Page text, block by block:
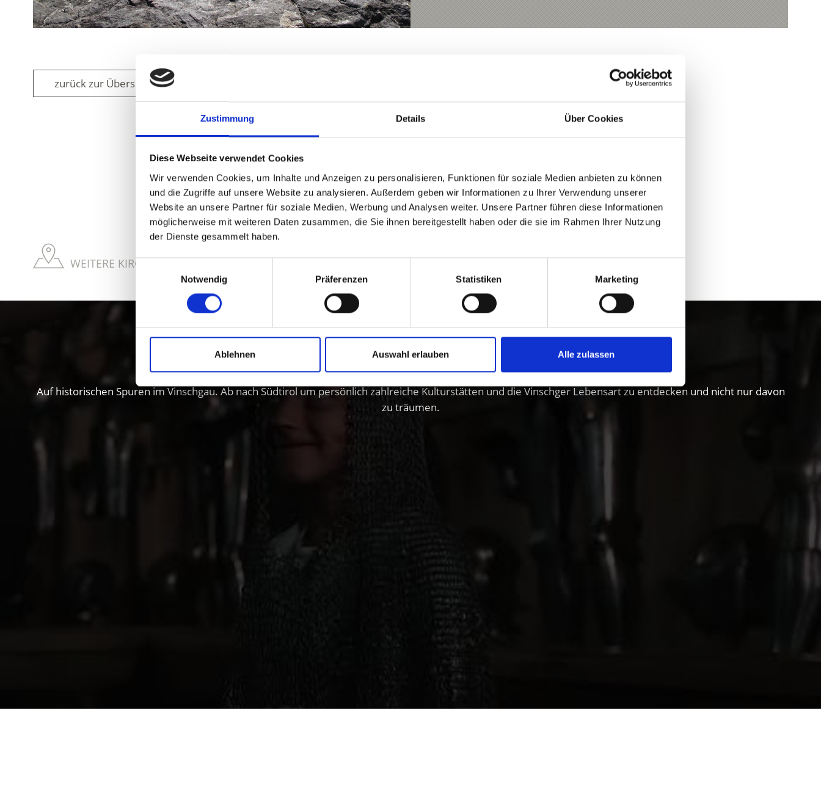
Zustimmung Details Über Cookies
Diese Webseite verwendet Cookies
Wir verwenden Cookies, um Inhalte und Anzeigen zu personalisieren, Funktionen für soziale Medien anbieten zu können
und die Zugriffe auf unsere Website zu analysieren. Außerdem geben wir Informationen zu Ihrer Verwendung unserer
Website an unsere Partner für soziale Medien, Werbung und Analysen weiter. Unsere Partner führen diese Informationen
möglicherweise mit weiteren Daten zusammen, die Sie ihnen bereitgestellt haben oder die sie im Rahmen Ihrer Nutzung
der Dienste gesammelt haben.
Einwilligungsauswahl
Notwendig
Präferenzen Statistiken Marketing
Ablehnen Auswahl erlauben Alle zulassen
zurück zur Übersicht
WAR DER INHALT FÜR SIE HILFREICH? Ja Nein
WEITERE KIRCHEN & KLÖSTER IM VINSCHGAU AUF KARTE ANZEIGEN
Kultur und Brauchtum im Vinschgau erleben
Auf historischen Spuren im Vinschgau. Ab nach Südtirol um persönlich zahlreiche Kulturstätten und die Vinschger Lebensart zu entdecken und nicht nur davon
zu träumen.